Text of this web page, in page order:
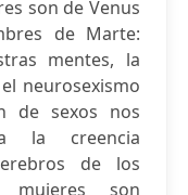
son de Venus
de Marte:
mentes, la
neurosexismo
de sexos nos
la creencia
de los
son